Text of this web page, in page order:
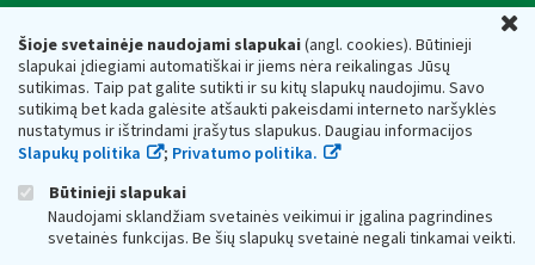
Šioje svetainėje naudojami slapukai(angl. cookies). Būtinieji
slapukai įdiegiami automatiškai ir jiems nėra reikalingas Jūsų
sutikimas. Taip pat galite sutikti ir su kitų slapukų naudojimu. Savo
sutikimą bet kada galėsite atšaukti pakeisdami interneto naršyklės
nustatymus ir ištrindami įrašytus slapukus. Daugiau informacijos
Slapukų politika
; Privatumo politika.
Būtinieji slapukai
Naudojami sklandžiam svetainės veikimui ir įgalina pagrindines
svetainės funkcijas. Be šių slapukų svetainė negali tinkamai veikti.
Valstybinė mokesčių inspekcija prie Lietuvos
Respublikos finansų ministerijos
Biudžetinė įstaiga. Juridinio asmens kodas — 188659752,
adresas: Vasario 16-osios g. 14, 01107 Vilnius, Lietuva, el.paštas:
vmi@vmi.lt , E. pristatymo dėžutės adresas 188659752
Duomenys apie Valstybinę mokesčių inspekciją prie Lietuvos
Respublikos finansų ministerijos kaupiami ir saugomi Juridinių